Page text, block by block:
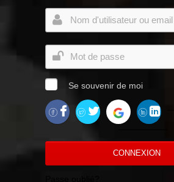
Se souvenir de moi
CONNEXION